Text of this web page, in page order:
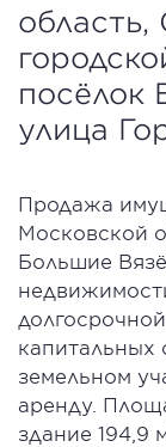
область,
посёлок
улица
Продажа
Московской
Большие
капитальных
земельном
аренду.
здание 194,9